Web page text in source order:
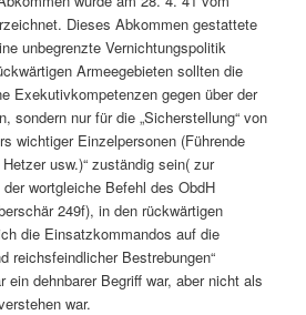
Dieses Abkommen gestattete
unbegrenzte Vernichtungspolitik
Armeegebieten sollten die
Exekutivkompetenzen gegen über der
sondern nur für die „Sicherstellung“ von
wichtiger Einzelpersonen (Führende
usw.)“ zuständig sein( zur
wortgleiche Befehl des ObdH
249f), in den rückwärtigen
die Einsatzkommandos auf die
reichsfeindlicher Bestrebungen“
ein dehnbarer Begriff war, aber nicht als
war.